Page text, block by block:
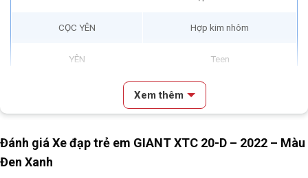
CỌC YÊN Hợp kim nhôm
YÊN Teen
Shimano SL-RS36 7S
Bộ chuyển đề sau/Rear
Xem thêm
Đánh giá Xe đạp trẻ em GIANT XTC 20-D – 2022 – Màu
Đen Xanh